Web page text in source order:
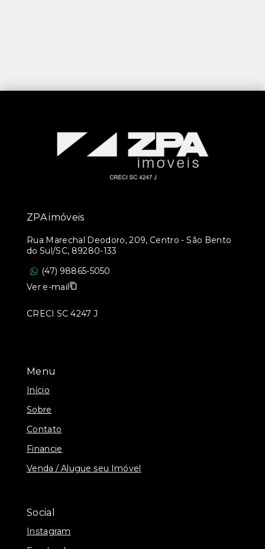
Menu
Início
Sobre
Contato
Financie
Venda / Alugue seu Imóvel
Social
Instagram
ZPA imóveis
Rua Marechal Deodoro, 209, Centro - São Bento
do Sul/SC, 89280-133
(47) 98865-5050
Ver e-mail
CRECI SC 4247 J